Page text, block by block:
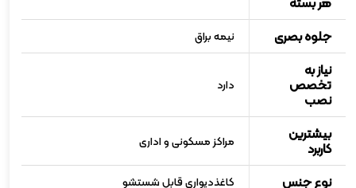
جلوه بصری نیمه براق
نیاز به
تخصص
نصب
دارد
بیشترین
کاربرد مراکز مسکونی و اداری
نوع جنس کاغذدیواری قابل شستشو